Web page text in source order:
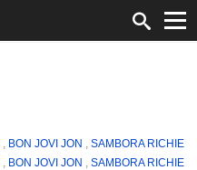
, BON JOVI JON , SAMBORA RICHIE
, BON JOVI JON , SAMBORA RICHIE